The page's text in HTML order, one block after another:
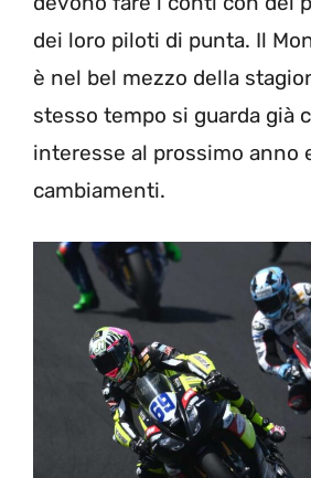
dei loro piloti di punta. Il
è nel bel mezzo della
stesso tempo si guarda già
interesse al prossimo anno
cambiamenti.